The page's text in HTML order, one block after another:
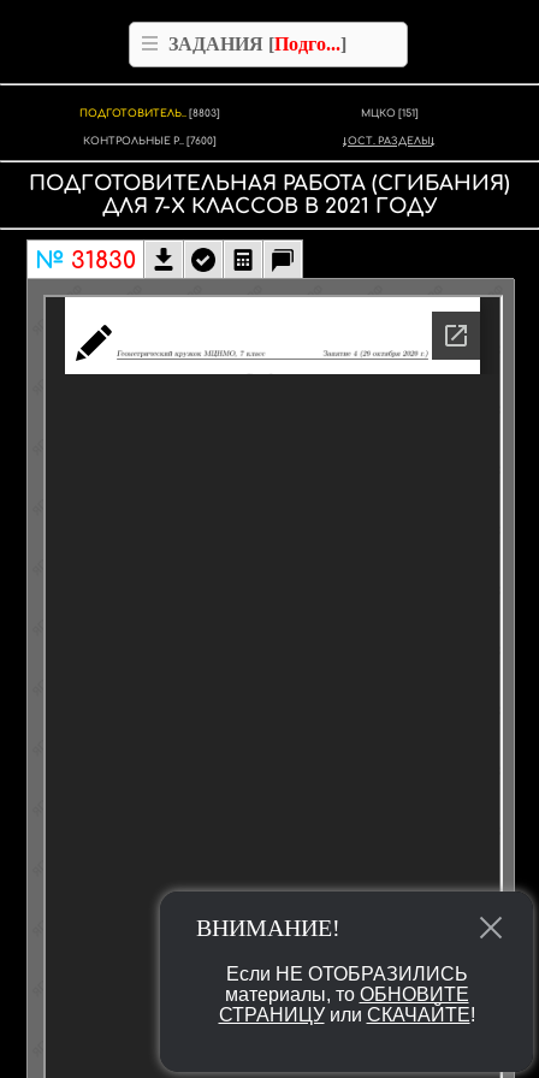
ВНИМАНИЕ!
Если НЕ ОТОБРАЗИЛИСЬ
материалы, то ОБНОВИТЕ
СТРАНИЦУ или СКАЧАЙТЕ!
ЗАДАНИЯ [Подго...]
ПОДГОТОВИТЕЛЬ.. [8803] МЦКО [151]
КОНТРОЛЬНЫЕ Р.. [7600] ОСТ. РАЗДЕЛЫ
ПОДГОТОВИТЕЛЬНАЯ РАБОТА (СГИБАНИЯ)
ДЛЯ 7-Х КЛАССОВ В 2021 ГОДУ
№ 31830